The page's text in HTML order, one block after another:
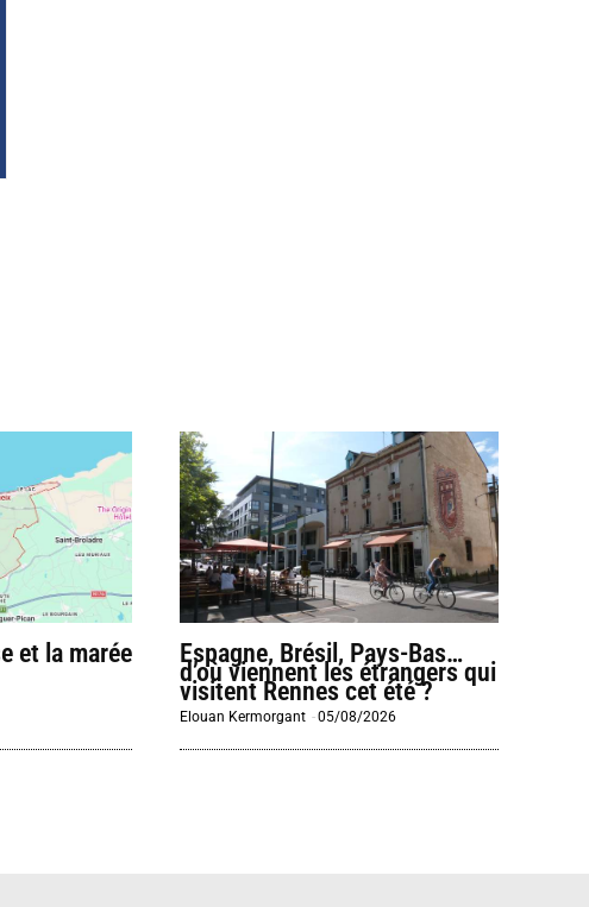
et la marée Espagne, Brésil, Pays-Bas…
d’où viennent les étrangers qui
visitent Rennes cet été ?
Elouan Kermorgant -05/08/2026